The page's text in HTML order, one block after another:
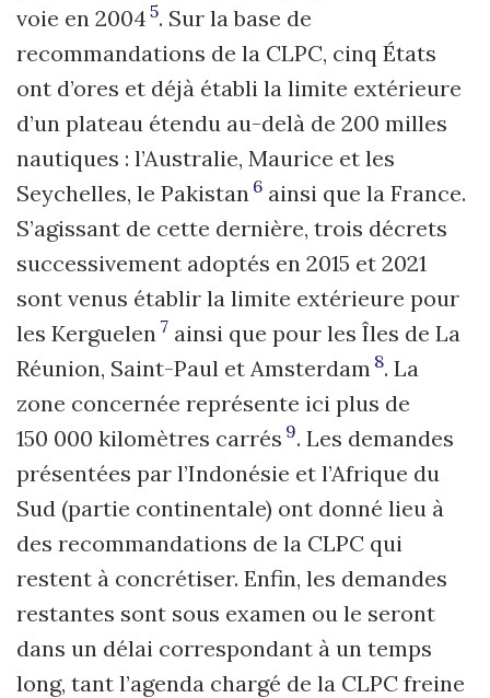
voie en 2004 5. Sur la base de
recommandations de la CLPC, cinq États
ont d’ores et déjà établi la limite extérieure
d’un plateau étendu au-delà de 200 milles
nautiques : l’Australie, Maurice et les
Seychelles, le Pakistan 6 ainsi que la France.
S’agissant de cette dernière, trois décrets
successivement adoptés en 2015 et 2021
sont venus établir la limite extérieure pour
les Kerguelen 7 ainsi que pour les Îles de La
Réunion, Saint-Paul et Amsterdam 8. La
zone concernée représente ici plus de
150 000 kilomètres carrés 9. Les demandes
présentées par l’Indonésie et l’Afrique du
Sud (partie continentale) ont donné lieu à
des recommandations de la CLPC qui
restent à concrétiser. Enfin, les demandes
restantes sont sous examen ou le seront
dans un délai correspondant à un temps
long, tant l’agenda chargé de la CLPC freine